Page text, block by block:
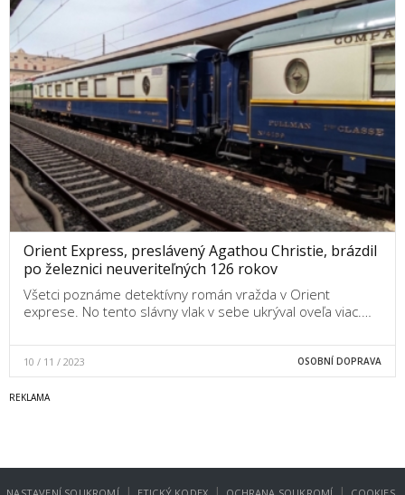
Orient Express, preslávený Agathou Christie, brázdil
po železnici neuveriteľných 126 rokov
Všetci poznáme detektívny román vražda v Orient
exprese. No tento slávny vlak v sebe ukrýval oveľa viac.…
10 / 11 / 2023 OSOBNÍ DOPRAVA